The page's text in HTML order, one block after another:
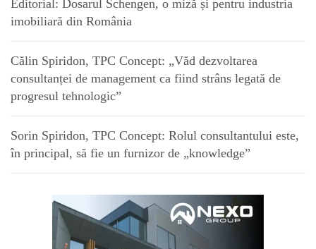
Editorial: Dosarul Schengen, o miză și pentru industria
imobiliară din România
Călin Spiridon, TPC Concept: „Văd dezvoltarea
consultanței de management ca fiind strâns legată de
progresul tehnologic”
Sorin Spiridon, TPC Concept: Rolul consultantului este,
în principal, să fie un furnizor de „knowledge”